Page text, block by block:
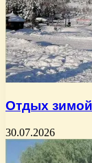
Отдых
30.07.2026